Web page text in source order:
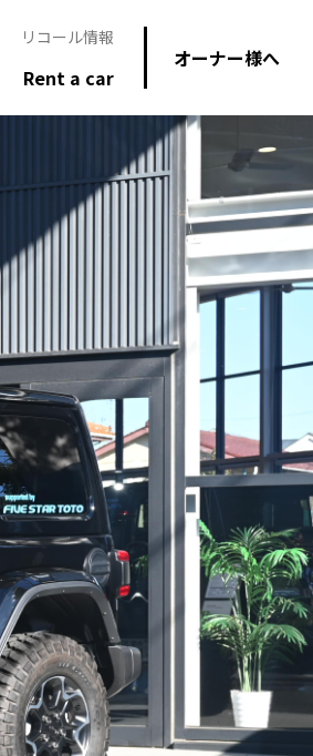
Rent a car
オーナー様へ
リコール情報